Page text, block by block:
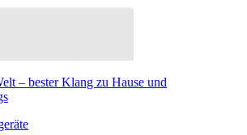
– bester Klang zu Hause und